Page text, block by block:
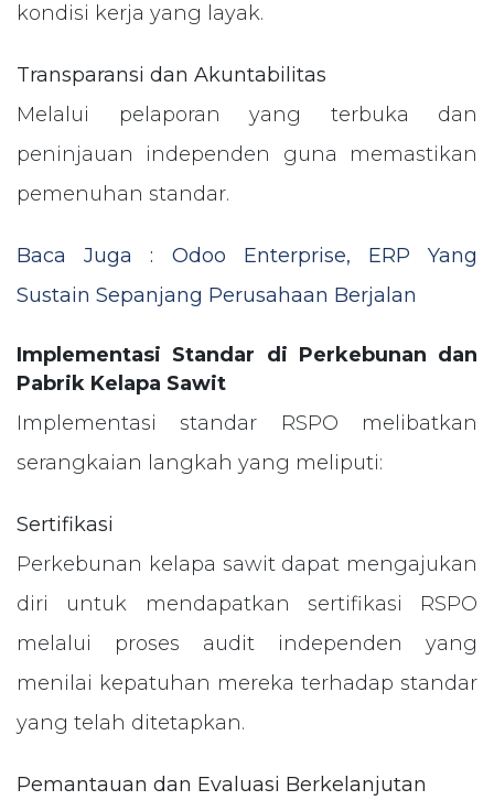
kondisi kerja yang layak.
Transparansi dan Akuntabilitas
Melalui pelaporan yang terbuka dan
peninjauan independen guna memastikan
pemenuhan standar.
Baca Juga : Odoo Enterprise, ERP Yang
Sustain Sepanjang Perusahaan Berjalan
Implementasi Standar di Perkebunan dan
Pabrik Kelapa Sawit
Implementasi standar RSPO melibatkan
serangkaian langkah yang meliputi:
Sertifikasi
Perkebunan kelapa sawit dapat mengajukan
diri untuk mendapatkan sertifikasi RSPO
melalui proses audit independen yang
menilai kepatuhan mereka terhadap standar
yang telah ditetapkan.
Pemantauan dan Evaluasi Berkelanjutan